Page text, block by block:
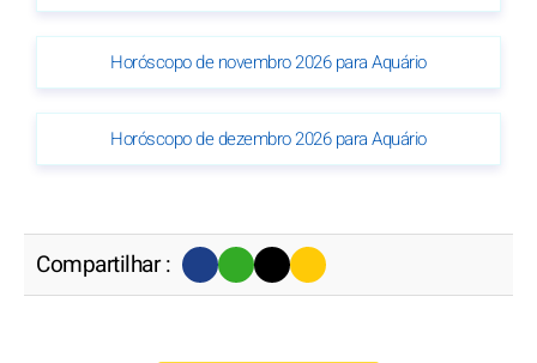
Horóscopo de novembro 2026 para Aquário
Horóscopo de dezembro 2026 para Aquário
Compartilhar :